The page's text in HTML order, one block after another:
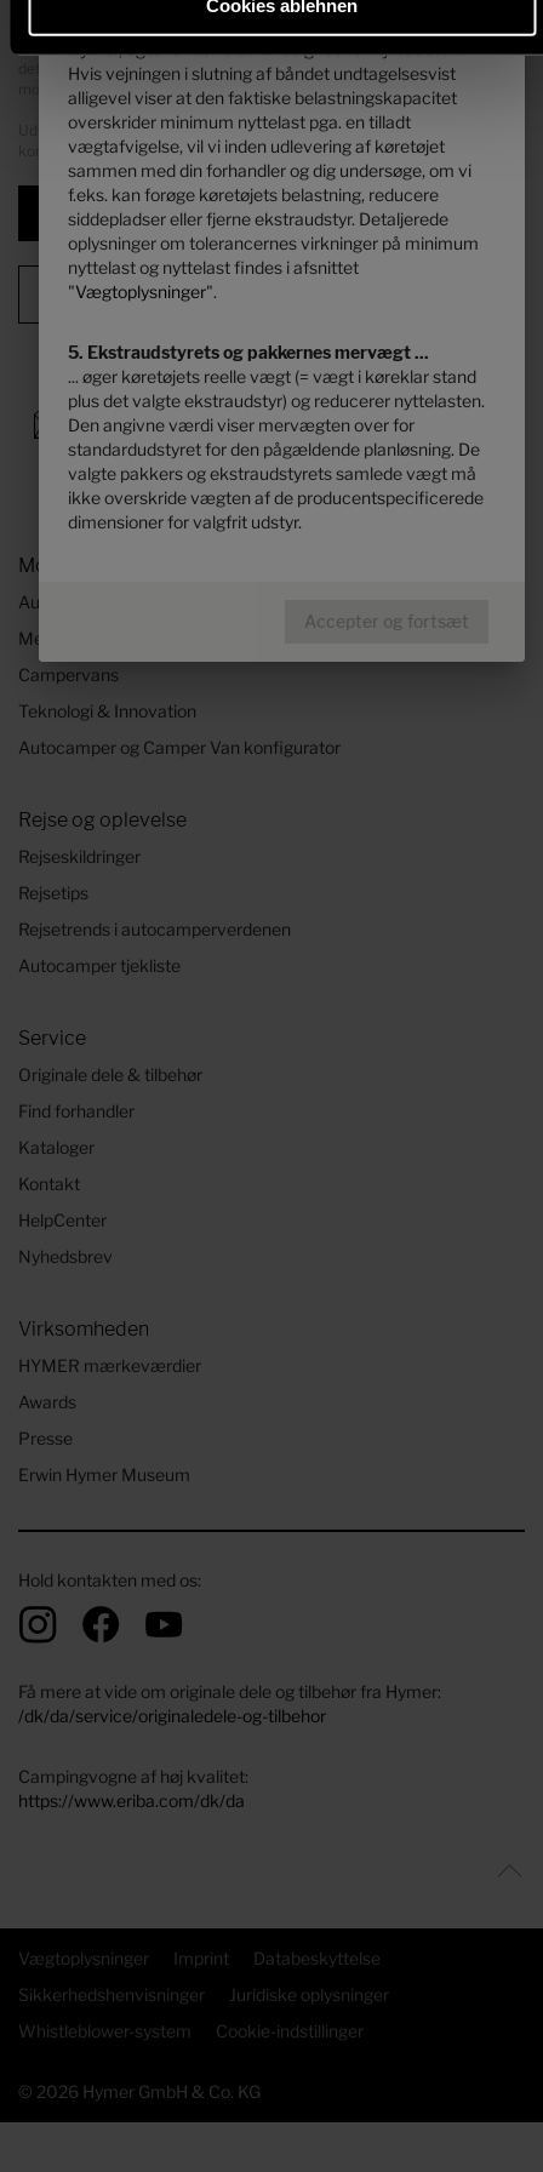
Cookies ablehnen
Ved en forøgelse af belastningen forøges de producentspecificerede
dimensioner for valgfrit udstyr. Forøgelsen er et resultat af den højere
det alternative chassis samt især vægten af evt. obligatoriske tungere
motorvarianter (f.eks. 180 hK) fratrækkes.
Udførlige oplysninger og forklaringer vedrørende vægten og køretøjets
konfiguration findes ved at klikke på overskriften "Vægtoplysninger
Næste trin
Konfigurationsoversigt
Modeller & Teknologi
Autocampere
Mercedes Autocampere
Campervans
Teknologi & Innovation
Autocamper og Camper Van konfigurator
Rejse og oplevelse
Rejseskildringer
Rejsetips
Rejsetrends i autocamperverdenen
Autocamper tjekliste
Service
Originale dele & tilbehør
Find forhandler
Kataloger
Kontakt
HelpCenter
Nyhedsbrev
Virksomheden
HYMER mærkeværdier
Awards
Presse
Erwin Hymer Museum
Hold kontakten med os:
Få mere at vide om originale dele og tilbehør fra Hymer:
/dk/da/service/originaledele-og-tilbehor
Campingvogne af høj kvalitet:
https://www.eriba.com/dk/da
Vægtoplysninger Imprint
Databeskyttelse
Sikkerhedshenvisninger
Juridiske oplysninger
Whistleblower-system
Cookie-indstillinger
© 2026 Hymer GmbH & Co. KG
Hymer, også faktisk står til rådighed for nyttelasten.
Hvis vejningen i slutning af båndet undtagelsesvist
alligevel viser at den faktiske belastningskapacitet
overskrider minimum nyttelast pga. en tilladt
vægtafvigelse, vil vi inden udlevering af køretøjet
sammen med din forhandler og dig undersøge, om vi
f.eks. kan forøge køretøjets belastning, reducere
siddepladser eller fjerne ekstraudstyr. Detaljerede
oplysninger om tolerancernes virkninger på minimum
nyttelast og nyttelast findes i afsnittet
"Vægtoplysninger".
5. Ekstraudstyrets og pakkernes mervægt ...
... øger køretøjets reelle vægt (= vægt i køreklar stand
plus det valgte ekstraudstyr) og reducerer nyttelasten.
Den angivne værdi viser mervægten over for
standardudstyret for den pågældende planløsning. De
valgte pakkers og ekstraudstyrets samlede vægt må
ikke overskride vægten af de producentspecificerede
dimensioner for valgfrit udstyr.
Accepter og fortsæt